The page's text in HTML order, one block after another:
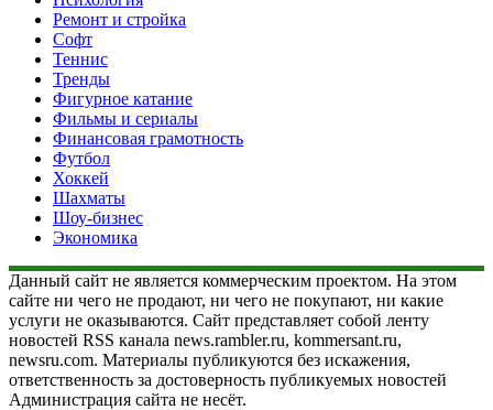
Ремонт и стройка
Софт
Теннис
Тренды
Фигурное катание
Фильмы и сериалы
Финансовая грамотность
Футбол
Хоккей
Шахматы
Шоу-бизнес
Экономика
Данный сайт не является коммерческим проектом. На этом
сайте ни чего не продают, ни чего не покупают, ни какие
услуги не оказываются. Сайт представляет собой ленту
новостей RSS канала news.rambler.ru, kommersant.ru,
newsru.com. Материалы публикуются без искажения,
ответственность за достоверность публикуемых новостей
Администрация сайта не несёт.